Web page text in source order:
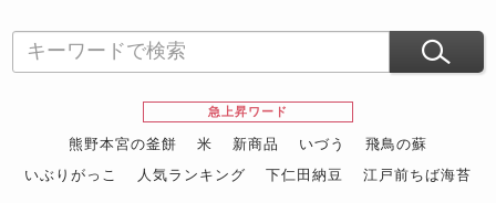
急上昇ワード
熊野本宮の釜餅 米 新商品 いづう
飛鳥の蘇
いぶりがっこ
人気ランキング 下仁田納豆
江戸前ちば海苔